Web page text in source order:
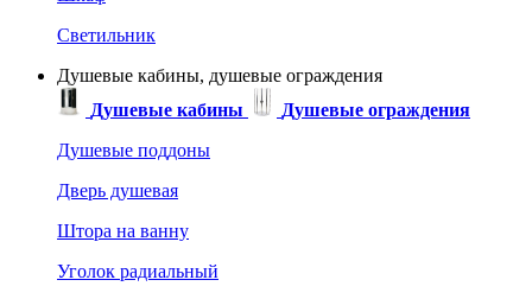
Светильник
Душевые кабины, душевые ограждения
Душевые кабины
Душевые ограждения
Душевые поддоны
Дверь душевая
Штора на ванну
Уголок радиальный